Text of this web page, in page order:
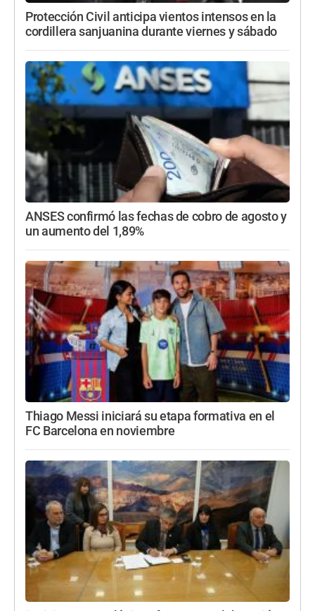
Protección Civil anticipa vientos intensos en la
cordillera sanjuanina durante viernes y sábado
ANSES confirmó las fechas de cobro de agosto y
un aumento del 1,89%
Thiago Messi iniciará su etapa formativa en el
FC Barcelona en noviembre